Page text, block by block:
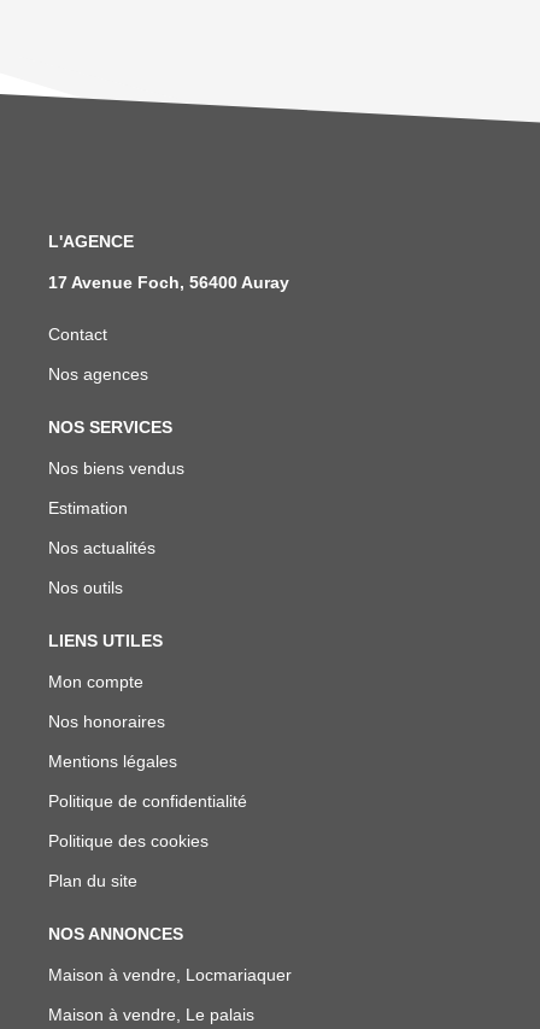
L'AGENCE
17 Avenue Foch, 56400 Auray
Contact
Nos agences
NOS SERVICES
Nos biens vendus
Estimation
Nos actualités
Nos outils
LIENS UTILES
Mon compte
Nos honoraires
Mentions légales
Politique de confidentialité
Politique des cookies
Plan du site
NOS ANNONCES
Maison à vendre, Locmariaquer
Maison à vendre, Le palais